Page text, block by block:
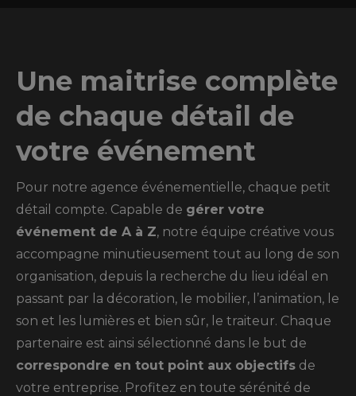
Une maitrise complète
de chaque détail de
votre événement
Pour notre agence événementielle, chaque petit
détail compte. Capable de gérer votre
événement de A à Z, notre équipe créative vous
accompagne minutieusement tout au long de son
organisation, depuis la recherche du lieu idéal en
passant par la décoration, le mobilier, l’animation, le
son et les lumières et bien sûr, le traiteur. Chaque
partenaire est ainsi sélectionné dans le but de
correspondre en tout point aux objectifs de
votre entreprise. Profitez en toute sérénité de